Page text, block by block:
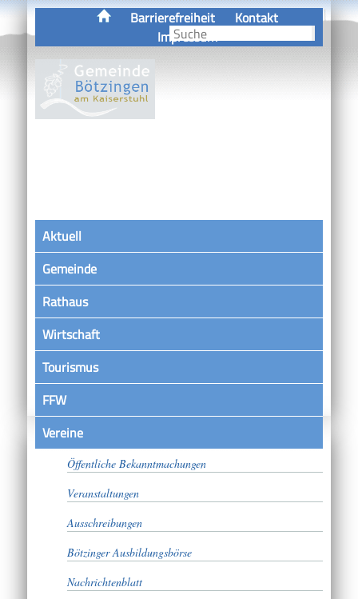
Barrierefreiheit
Kontakt
Impressum
Aktuell
Gemeinde
Rathaus
Wirtschaft
Tourismus
FFW
VereineSatzungen
Öffentliche Bekanntmachungen
Veranstaltungen
Ausschreibungen
Bötzinger Ausbildungsbörse
Nachrichtenblatt